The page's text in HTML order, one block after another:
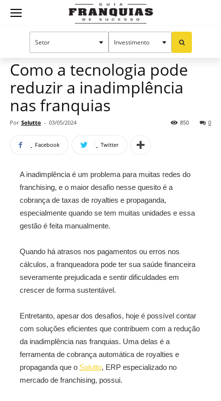
Guia
Manual do sucesso
Como a tecnologia pode
reduzir a inadimplência
nas franquias
Por Solutto - 03/05/2024 0
850
Facebook Twitter
A inadimplência é um problema para muitas redes do
franchising, e o maior desafio nesse quesito é a
cobrança de taxas de royalties e propaganda,
especialmente quando se tem muitas unidades e essa
gestão é feita manualmente.
Quando há atrasos nos pagamentos ou erros nos
cálculos, a franqueadora pode ter sua saúde financeira
severamente prejudicada e sentir dificuldades em
crescer de forma sustentável.
Entretanto, apesar dos desafios, hoje é possível contar
com soluções eficientes que contribuem com a redução
da inadimplência nas franquias. Uma delas é a
ferramenta de cobrança automática de royalties e
propaganda que o Solutto, ERP especializado no
mercado de franchising, possui.